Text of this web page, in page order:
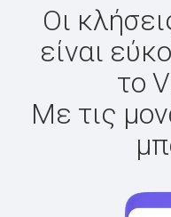
Οι
είναι
το
Με τις